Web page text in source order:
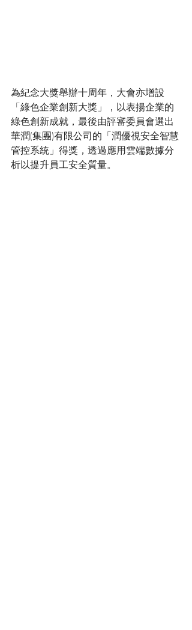
為紀念大獎舉辦十周年，大會亦增設
「綠色企業創新大獎」，以表揚企業的
綠色創新成就，最後由評審委員會選出
華潤(集團)有限公司的「潤優視安全智慧
管控系統」得獎，透過應用雲端數據分
析以提升員工安全質量。